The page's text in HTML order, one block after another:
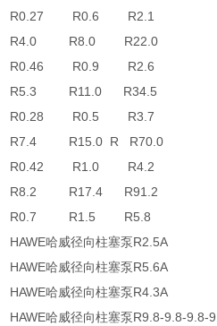
R0.27 R0.6 R2.1
R4.0 R8.0 R22.0
R0.46 R0.9 R2.6
R5.3 R11.0 R34.5
R0.28 R0.5 R3.7
R7.4 R15.0 R R70.0
R0.42 R1.0 R4.2
R8.2 R17.4 R91.2
R0.7 R1.5 R5.8
HAWE哈威径向柱塞泵R2.5A
HAWE哈威径向柱塞泵R5.6A
HAWE哈威径向柱塞泵R4.3A
HAWE哈威径向柱塞泵R9.8-9.8-9.8-